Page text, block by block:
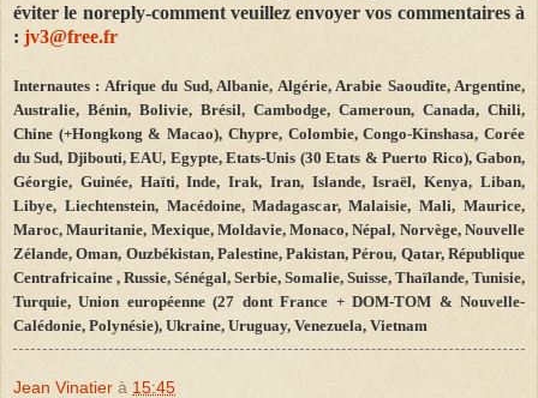
éviter le noreply-comment veuillez envoyer vos commentaires à
: jv3@free.fr
Internautes : Afrique du Sud, Albanie, Algérie, Arabie Saoudite, Argentine,
Australie, Bénin, Bolivie, Brésil, Cambodge, Cameroun, Canada, Chili,
Chine (+Hongkong & Macao), Chypre, Colombie, Congo-Kinshasa, Corée
du Sud, Djibouti, EAU, Egypte, Etats-Unis (30 Etats & Puerto Rico), Gabon,
Géorgie, Guinée, Haïti, Inde, Irak, Iran, Islande, Israël, Kenya, Liban,
Libye, Liechtenstein, Macédoine, Madagascar, Malaisie, Mali, Maurice,
Maroc, Mauritanie, Mexique, Moldavie, Monaco, Népal, Norvège, Nouvelle
Zélande, Oman, Ouzbékistan, Palestine, Pakistan, Pérou, Qatar, République
Centrafricaine , Russie, Sénégal, Serbie, Somalie, Suisse, Thaïlande, Tunisie,
Turquie, Union européenne (27 dont France + DOM-TOM & Nouvelle-
Calédonie, Polynésie), Ukraine, Uruguay, Venezuela, Vietnam
Jean Vinatier à 15:45